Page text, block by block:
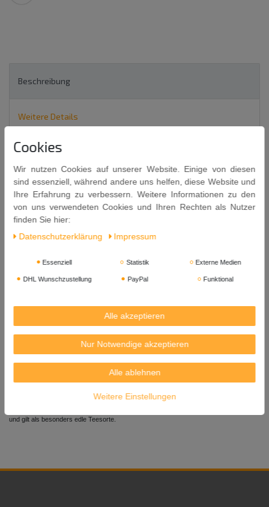
Beschreibung
Weitere Details
EU-Verantwortlicher
2er Set Matcha Töpfchen aus Keramik Ø9
cm / je ca. 200ml
Dekor BLUME
Maße (alle ca.):
Durchmesser im mittleren Bereich: 9 cm
Herkunft: China
*Matcha 抹茶 ist japanisch und bedeutet pulverisierter Tee.
und gilt als besonders edle Teesorte.
Cookies
Wir nutzen Cookies auf unserer Website. Einige von diesen
sind essenziell, während andere uns helfen, diese Website und
Ihre Erfahrung zu verbessern. Weitere Informationen zu den
von uns verwendeten Cookies und Ihren Rechten als Nutzer
finden Sie hier:
Daten­schutz­erklärung
Impressum
Essenziell Statistik Externe Medien
DHL Wunschzustellung PayPal Funktional
Alle akzeptieren
Nur Notwendige akzeptieren
Alle ablehnen
Weitere Einstellungen